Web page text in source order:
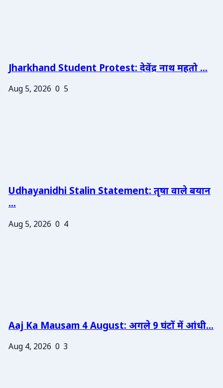
Jharkhand Student Protest: देवेंद्र नाथ महतो ...
Aug 5, 2026 0 5
Udhayanidhi Stalin Statement: तृषा वाले बयान
...
Aug 5, 2026 0 4
Aaj Ka Mausam 4 August: अगले 9 घंटों में आंधी...
Aug 4, 2026 0 3